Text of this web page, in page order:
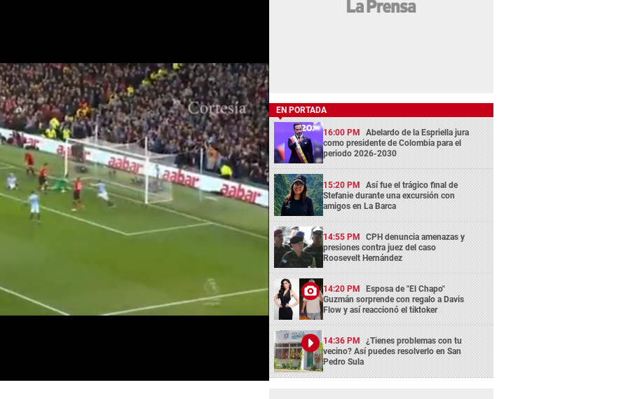
EN PORTADA
16:00 PM Abelardo de la Espriella jura
como presidente de Colombia para el
periodo 2026-2030
15:20 PM Así fue el trágico final de
Stefanie durante una excursión con
amigos en La Barca
14:55 PM CPH denuncia amenazas y
presiones contra juez del caso
Roosevelt Hernández
14:20 PM Esposa de "El Chapo"
Guzmán sorprende con regalo a Davis
Flow y así reaccionó el tiktoker
14:36 PM ¿Tienes problemas con tu
vecino? Así puedes resolverlo en San
Pedro Sula